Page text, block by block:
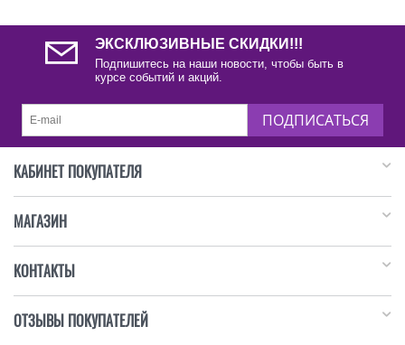
ЭКСКЛЮЗИВНЫЕ СКИДКИ!!!
Подпишитесь на наши новости, чтобы быть в
курсе событий и акций.
ПОДПИСАТЬСЯ
КАБИНЕТ ПОКУПАТЕЛЯ
МАГАЗИН
КОНТАКТЫ
ОТЗЫВЫ ПОКУПАТЕЛЕЙ